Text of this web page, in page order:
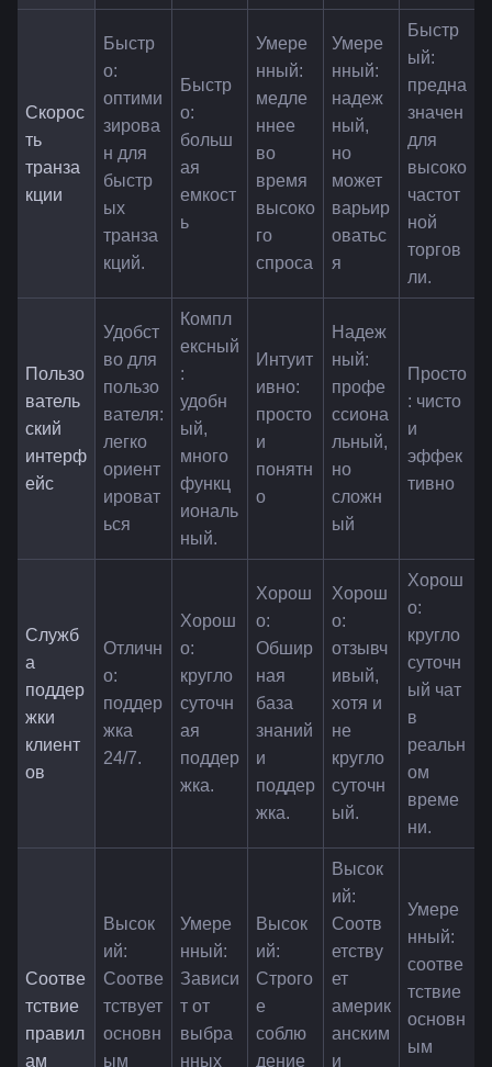
Скорос
ть
транза
кции
Быстр
о:
оптими
зирова
н для
быстр
ых
транза
кций.
Быстр
о:
больш
ая
емкост
ь
Умере
нный:
медле
ннее
во
время
высоко
го
спроса
Умере
нный:
надеж
ный,
но
может
варьир
оватьс
я
Быстр
ый:
предна
значен
для
высоко
частот
ной
торгов
ли.
Пользо
ватель
ский
интерф
ейс
Удобст
во для
пользо
вателя:
легко
ориент
ироват
ься
Компл
ексный
:
удобн
ый,
много
функц
иональ
ный.
Интуит
ивно:
просто
и
понятн
о
Надеж
ный:
профе
ссиона
льный,
но
сложн
ый
Просто
: чисто
и
эффек
тивно
Служб
а
поддер
жки
клиент
ов
Отличн
о:
поддер
жка
24/7.
Хорош
о:
кругло
суточн
ая
поддер
жка.
Хорош
о:
Обшир
ная
база
знаний
и
поддер
жка.
Хорош
о:
отзывч
ивый,
хотя и
не
кругло
суточн
ый.
Хорош
о:
кругло
суточн
ый чат
в
реальн
ом
време
ни.
Соотве
тствие
правил
ам
Высок
ий:
Соотве
тствует
основн
ым
Умере
нный:
Зависи
т от
выбра
нных
Высок
ий:
Строго
е
соблю
дение
Высок
ий:
Соотв
етству
ет
америк
анским
и
Умере
нный:
соотве
тствие
основн
ым